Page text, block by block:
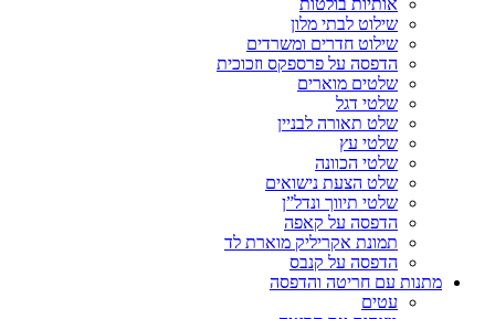
אותיות בולטות
שילוט לבתי מלון
שילוט חדרים ומשרדים
הדפסה על פרספקס וזכוכית
שלטים מוארים
שלטי דגל
שלט תאורה לבניין
שלטי עץ
שלטי הכוונה
שלט הצעת נישואים
שלטי תיווך ונדל”ן
הדפסה על קאפה
תמונת אקריליק מוארת לד
הדפסה על קנבס
מתנות עם חריטה והדפסה
עטים